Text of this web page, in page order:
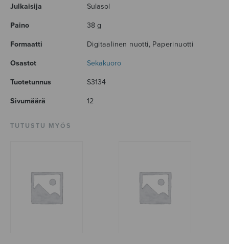
Julkaisija Sulasol
Paino 38 g
Formaatti Digitaalinen nuotti, Paperinuotti
Osastot Sekakuoro
Tuotetunnus S3134
Sivumäärä 12
TUTUSTU MYÖS